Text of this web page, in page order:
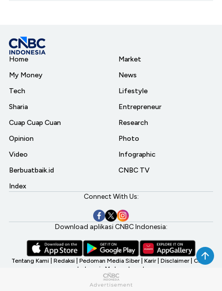
Home
My Money
Tech
Sharia
Cuap Cuap Cuan
Opinion
Video
Berbuatbaik.id
Index
Market
News
Lifestyle
Entrepreneur
Research
Photo
Infographic
CNBC TV
Connect With Us:
Download aplikasi CNBC Indonesia:
Tentang Kami Redaksi Pedoman Media Siber Karir Disclaimer CNBC
Indonesia My Investment
©2026 CNBC Indonesia, A Transmedia Company